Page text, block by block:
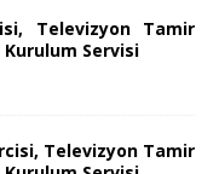
Televizyon Tamir
Servisi
Televizyon Tamir